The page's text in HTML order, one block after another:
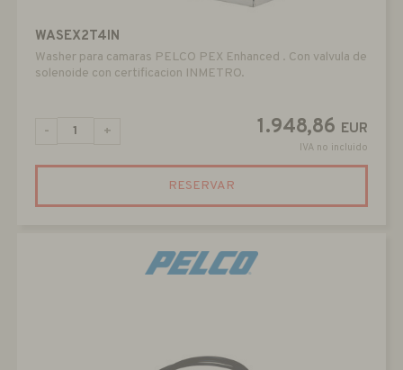
WASEX2T4IN
Washer para camaras PELCO PEX Enhanced . Con valvula de
solenoide con certificacion INMETRO.
1.948,86 EUR
IVA no incluido
- +
RESERVAR